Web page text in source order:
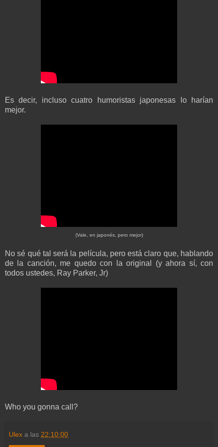
Es decir, incluso cuatro humoristas japonesas lo harían
mejor.
(Vale, en japonés, pero mejor)
No sé qué tal será la película, pero está claro que, hablando
de la canción, me quedo con la original (y ahora sí, con
todos ustedes, Ray Parker, Jr)
Who you gonna call?
Ulex a las 22:10:00